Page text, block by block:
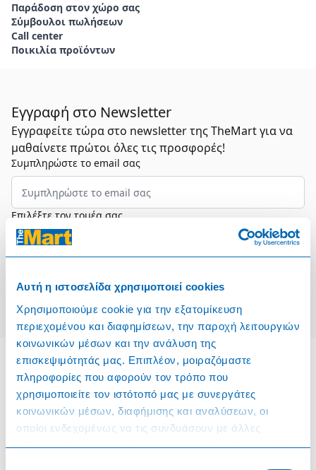
Αυτή η ιστοσελίδα χρησιμοποιεί cookies
Χρησιμοποιούμε cookie για την εξατομίκευση
περιεχομένου και διαφημίσεων, την παροχή λειτουργιών
κοινωνικών μέσων και την ανάλυση της
επισκεψιμότητάς μας. Επιπλέον, μοιραζόμαστε
πληροφορίες που αφορούν τον τρόπο που
χρησιμοποιείτε τον ιστότοπό μας με συνεργάτες
κοινωνικών μέσων, διαφήμισης και αναλύσεων, οι
οποίοι ενδεχομένως να τις συνδυάσουν με άλλες
πληροφορίες που τους έχετε παραχωρήσει ή τις οποίες
Παράδοση στον χώρο σας
Σύμβουλοι πωλήσεων
Call center
Ποικιλία προϊόντων
Εγγραφή στο Newsletter
Εγγραφείτε τώρα στο newsletter της TheMart για να
μαθαίνετε πρώτοι όλες τις προσφορές!
Συμπληρώστε το email σας
Επιλέξτε τον τομέα σας
Εγγραφή
Πληροφορίες
Όροι & Προϋποθέσεις
Πολιτική Cookies